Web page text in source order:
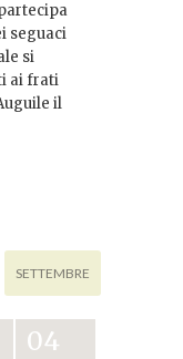
seguaci
si
ai frati
il
SETTEMBRE
04